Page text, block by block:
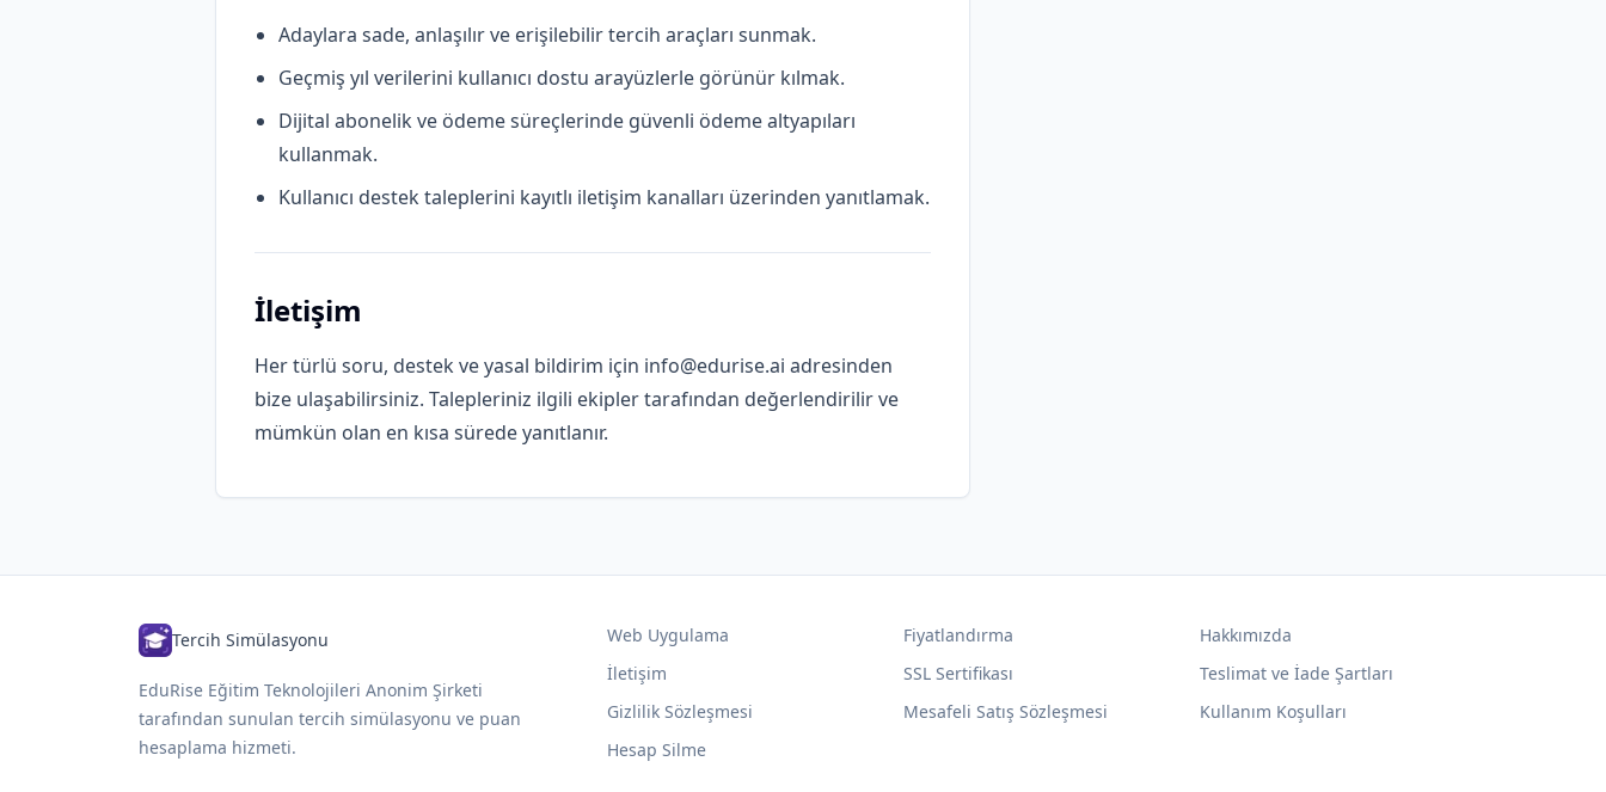
Adaylara sade, anlaşılır ve erişilebilir tercih araçları sunmak.
Geçmiş yıl verilerini kullanıcı dostu arayüzlerle görünür kılmak.
Dijital abonelik ve ödeme süreçlerinde güvenli ödeme altyapıları
kullanmak.
Kullanıcı destek taleplerini kayıtlı iletişim kanalları üzerinden yanıtlamak.
İletişim
Her türlü soru, destek ve yasal bildirim için info@edurise.ai adresinden
bize ulaşabilirsiniz. Talepleriniz ilgili ekipler tarafından değerlendirilir ve
mümkün olan en kısa sürede yanıtlanır.
Tercih Simülasyonu
EduRise Eğitim Teknolojileri Anonim Şirketi
tarafından sunulan tercih simülasyonu ve puan
hesaplama hizmeti.
Web Uygulama Fiyatlandırma
Hakkımızda
İletişim
SSL Sertifikası
Teslimat ve İade Şartları
Gizlilik Sözleşmesi
Mesafeli Satış Sözleşmesi
Kullanım Koşulları
Hesap Silme